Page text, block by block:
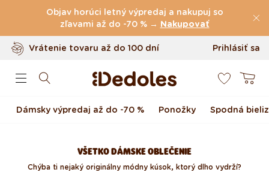
Preskočiť na obsah
Objav horúci letný výpredaj a nakupuj so
zľavami až do -70 % → Nakupovať
Poštovnézdarma nad39 €
Vrátenie tovaru až do 100 dní
Originálny dizajn navrhnutý u nás
Prihlásiť sa
Košík
Dámsky výpredaj až do -70 % Ponožky Spodná
VŠETKO DÁMSKE OBLEČENIE
Chýba ti nejaký originálny módny kúsok, ktorý dlho vydrží?